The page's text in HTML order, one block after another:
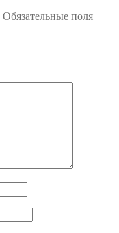
Обязательные поля